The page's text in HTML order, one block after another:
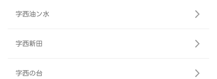
字西油ン水
字西新田
字西の台